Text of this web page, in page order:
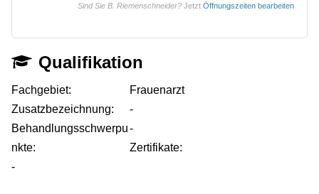
Sind Sie B. Riemenschneider? Jetzt Öffnungszeiten bearbeiten
Qualifikation
Fachgebiet:
Frauenarzt
Zusatzbezeichnung:
-
Behandlungsschwerpu
nkte:
-
Zertifikate:
-